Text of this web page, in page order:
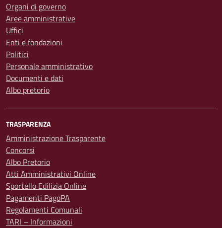
Organi di governo
Aree amministrative
Uffici
Enti e fondazioni
Politici
Personale amministrativo
Documenti e dati
Albo pretorio
TRASPARENZA
Amministrazione Trasparente
Concorsi
Albo Pretorio
Atti Amministrativi Online
Sportello Edilizia Online
Pagamenti PagoPA
Regolamenti Comunali
TARI – Informazioni